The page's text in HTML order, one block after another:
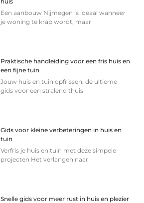
Een aanbouw Nijmegen is ideaal wanneer
je woning te krap wordt, maar
Praktische handleiding voor een fris huis en
een fijne tuin
Jouw huis en tuin opfrissen: de ultieme
gids voor een stralend thuis
Gids voor kleine verbeteringen in huis en
tuin
Verfris je huis en tuin met deze simpele
projecten Het verlangen naar
Snelle gids voor meer rust in huis en plezier